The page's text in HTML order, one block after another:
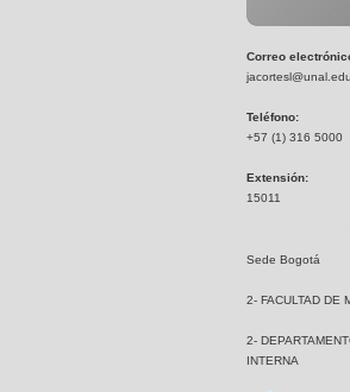
Correo
Teléfono:
+57 (1) 316 5000
Extensión:
15011
Sede Bogotá
2- FACULTAD DE
2-
INTERNA